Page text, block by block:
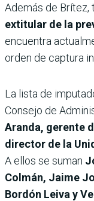
Además de Brítez,
extitular de la
encuentra
orden de captura
La lista de
Consejo de
Aranda, gerente
director de la
A ellos se suman
Colmán, Jaime
Bordón Leiva y